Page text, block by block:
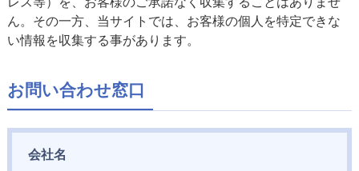
ん。その一方、当サイトでは、お客様の個人を特定できな
い情報を収集する事があります。
お問い合わせ窓口
会社名